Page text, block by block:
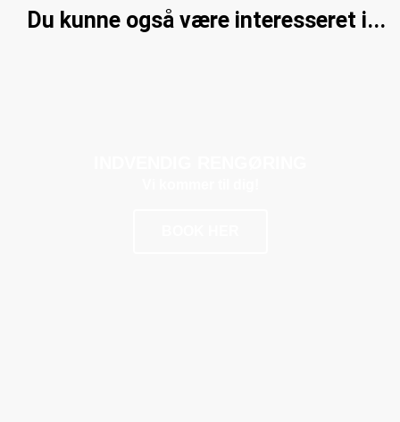
Du kunne også være interesseret i...